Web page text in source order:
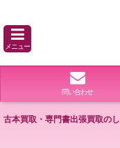
メニュー
問い合わせ
古本買取・専門書出張買取の